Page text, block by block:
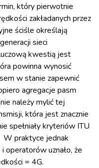
który pierwotnie
zakładanych przez
ściśle określają
sieci
kwestią jest
powinna wynosić
w stanie zapewnić
agregacje pasm
należy mylić tej
która jest znacznie
spełniały kryteriów ITU
W praktyce jednak
uznało, że
= 4G.